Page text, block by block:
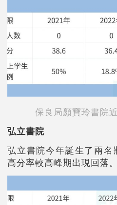
保良局顏寶玲書院
弘立書院
弘立書院今年誕生了兩
高分率較高峰期出現回落。